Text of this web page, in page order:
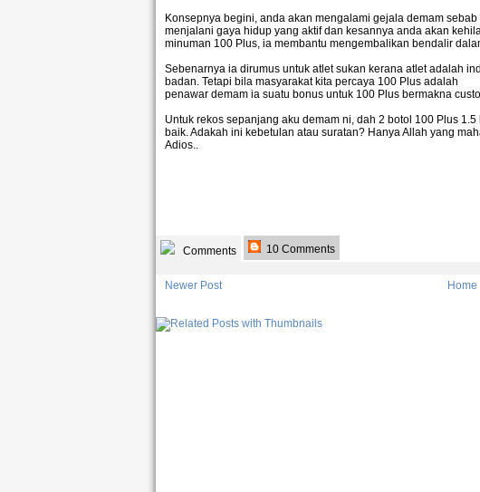
Konsepnya begini, anda akan mengalami gejala demam
menjalani gaya hidup yang aktif dan kesannya anda akan
minuman 100 Plus, ia membantu mengembalikan bendalir
Sebenarnya ia dirumus untuk atlet sukan kerana atlet adalah
badan. Tetapi bila masyarakat kita percaya 100 Plus adalah
penawar demam ia suatu bonus untuk 100 Plus bermakna
Untuk rekos sepanjang aku demam ni, dah 2 botol 100 Plus
baik. Adakah ini kebetulan atau suratan? Hanya Allah yang
Adios..
Comments 10 Comments
Newer Post Home